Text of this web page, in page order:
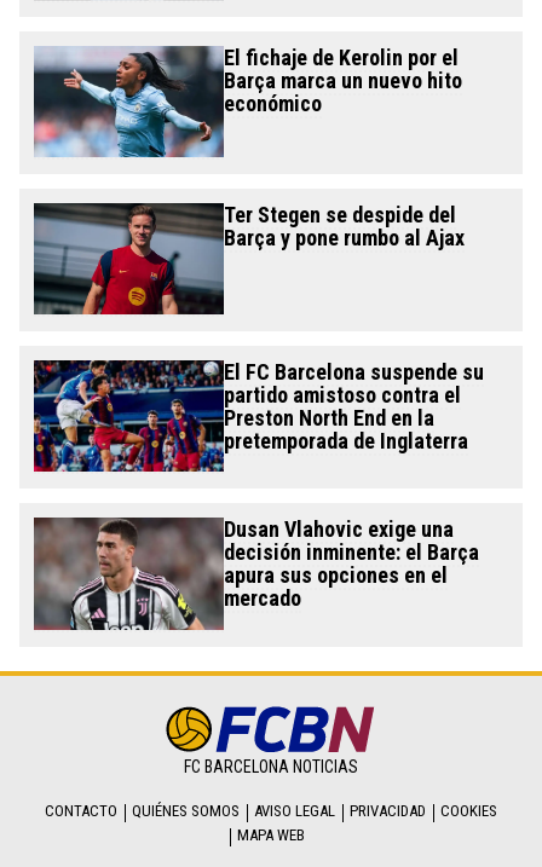
El fichaje de Kerolin por el
Barça marca un nuevo hito
económico
Ter Stegen se despide del
Barça y pone rumbo al Ajax
El FC Barcelona suspende su
partido amistoso contra el
Preston North End en la
pretemporada de Inglaterra
Dusan Vlahovic exige una
decisión inminente: el Barça
apura sus opciones en el
mercado
FC BARCELONA NOTICIAS
CONTACTO QUIÉNES SOMOS AVISO LEGAL PRIVACIDAD
COOKIES
MAPA WEB